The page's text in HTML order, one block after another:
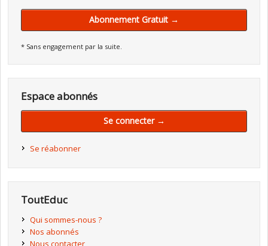
Abonnement Gratuit →
* Sans engagement par la suite.
Espace abonnés
Se connecter →
Se réabonner
ToutEduc
Qui sommes-nous ?
Nos abonnés
Nous contacter